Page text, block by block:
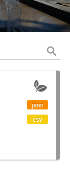
json
csv